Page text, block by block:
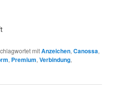
mitAnzeichen, Canossa,
, Premium, Verbindung,